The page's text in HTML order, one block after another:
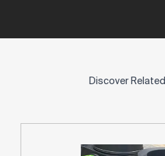
Discover Related